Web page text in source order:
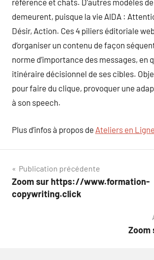
référence et chats. D’autres modèles
demeurent, puisque la vie AIDA :
Désir, Action. Ces 4 piliers éditoriale
d’organiser un contenu de façon
norme d’importance des messages, en
itinéraire décisionnel de ses cibles.
pour faire du clique, provoquer une
à son speech.
Plus d’infos à propos de Ateliers en
Navigation
de
Publication précédente
Zoom sur https://www.formation-
copywriting.click
Zoom